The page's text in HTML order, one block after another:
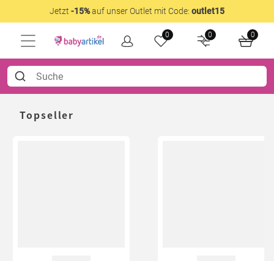
Jetzt -15%auf unser Outlet mit Code: outlet15
0 0 0
Topseller